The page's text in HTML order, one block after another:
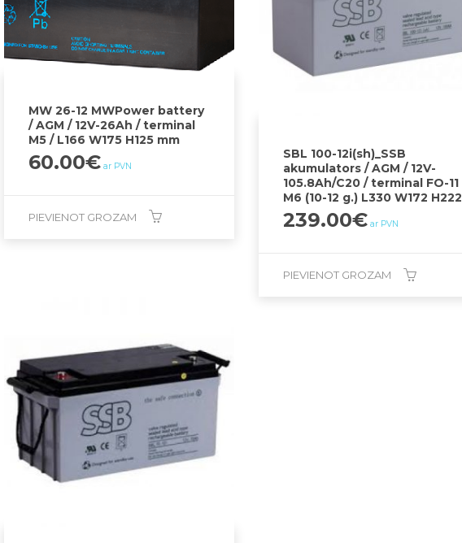
MW 26-12 MWPower battery
/ AGM / 12V-26Ah / terminal
M5 / L166 W175 H125 mm
60.00€ ar PVN
PIEVIENOT GROZAM
SBL 100-12i(sh)_SSB
akumulators / AGM / 12V-
105.8Ah/C20 / terminal FO-11
M6 (10-12 g.) L330 W172 H222
239.00€ ar PVN
PIEVIENOT GROZAM